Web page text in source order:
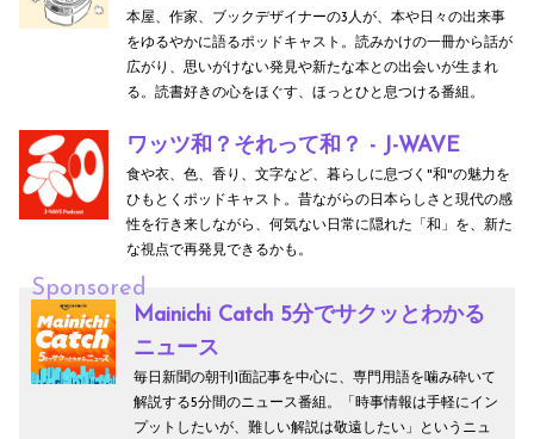
本屋、作家、ブックデザイナーの3人が、本や日々の出来事
をゆるやかに語るポッドキャスト。読みかけの一冊から話が
広がり、思いがけない発見や新たな本との出会いが生まれ
る。読書好きの心をほぐす、ほっとひと息つける番組。
ワッツ和？それって和？ - J-WAVE
食や衣、色、香り、文字など、暮らしに息づく"和"の魅力を
ひもとくポッドキャスト。昔ながらの日本らしさと現代の感
性を行き来しながら、何気ない日常に隠れた「和」を、新た
な視点で再発見できるかも。
Sponsored
Mainichi Catch 5分でサクッとわかる
ニュース
毎日新聞の朝刊1面記事を中心に、専門用語を噛み砕いて
解説する5分間のニュース番組。「時事情報は手軽にイン
プットしたいが、難しい解説は敬遠したい」というニュ